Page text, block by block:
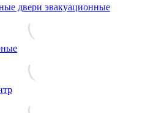
двери эвакуационные